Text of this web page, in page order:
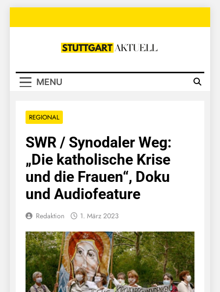
Stuttgart
MENU
REGIONAL
SWR / Synodaler Weg:
„Die katholische Krise
und die Frauen“, Doku
und Audiofeature
Redaktion 1. März 2023